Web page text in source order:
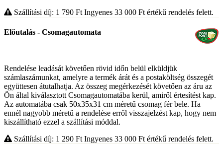
Szállítási díj: 1 790 Ft Ingyenes 33 000 Ft értékű rendelés felett.
Előutalás - Csomagautomata
Rendelése leadását követően rövid időn belül elküldjük
számlaszámunkat, amelyre a termék árát és a postaköltség összegét
együttesen átutalhatja. Az összeg megérkezését követően az áru az
Ön által kiválasztott Csomagautomatába kerül, amiről értesítést kap.
Az automatába csak 50x35x31 cm méretű csomag fér bele. Ha
ennél nagyobb méretű a rendelése erről visszajelzést kap, hogy nem
kiszállítható ezzel a szállítási móddal.
Szállítási díj: 1 290 Ft Ingyenes 33 000 Ft értékű rendelés felett.